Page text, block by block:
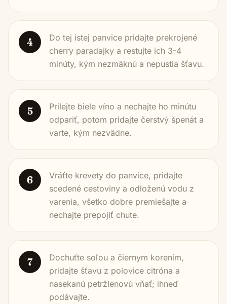
4
Do tej istej panvice pridajte prekrojené
cherry paradajky a restujte ich 3-4
minúty, kým nezmäknú a nepustia šťavu.
5
Prilejte biele víno a nechajte ho minútu
odpariť, potom pridajte čerstvý špenát a
varte, kým nezvädne.
6
Vráťte krevety do panvice, pridajte
scedené cestoviny a odloženú vodu z
varenia, všetko dobre premiešajte a
nechajte prepojiť chute.
7
Dochuťte soľou a čiernym korením,
pridajte šťavu z polovice citróna a
nasekanú petržlenovú vňať; ihneď
podávajte.